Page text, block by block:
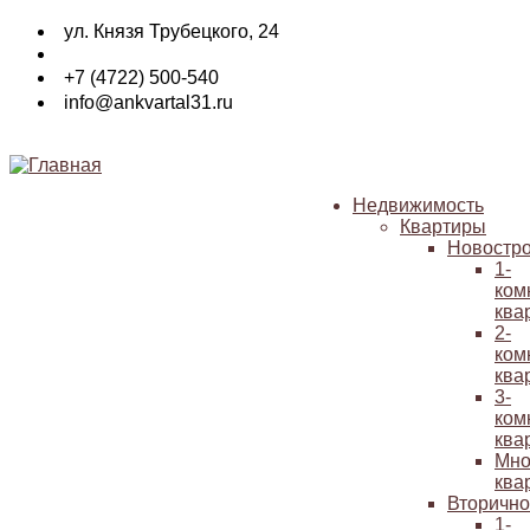
Перейти
основному
содержанию
ул. Князя Трубецкого, 24
+7 (4722) 500-540
info@ankvartal31.ru
Основная
навигация
Недвижимость
Квартиры
1-
2-
3-
1-